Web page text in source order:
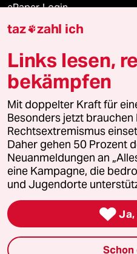
ePaper Login
Downloads für Abonnierende
© 2026 taz Verlags und
Alle Rechte vorbehalten. Bei
wenden Sie sich bitte an
Feedback
Leitlinie Informant
Seitenwende
taz zahl ich
Links lesen,
bekämpfen
Mit doppelter Kraft für
Besonders jetzt
Rechtsextremismus
Daher gehen 50 Prozent
Neuanmeldungen an
eine Kampagne, die
und Jugendorte
 Ja,